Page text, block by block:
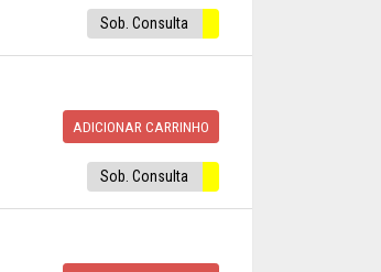
Sob. Consulta
ADICIONAR CARRINHO
Sob. Consulta